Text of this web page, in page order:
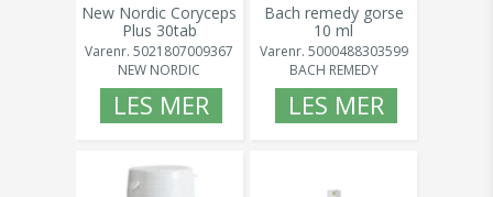
New Nordic Coryceps
Plus 30tab
Varenr. 5021807009367
NEW NORDIC
LES MER
Bach remedy gorse
10 ml
Varenr. 5000488303599
BACH REMEDY
LES MER